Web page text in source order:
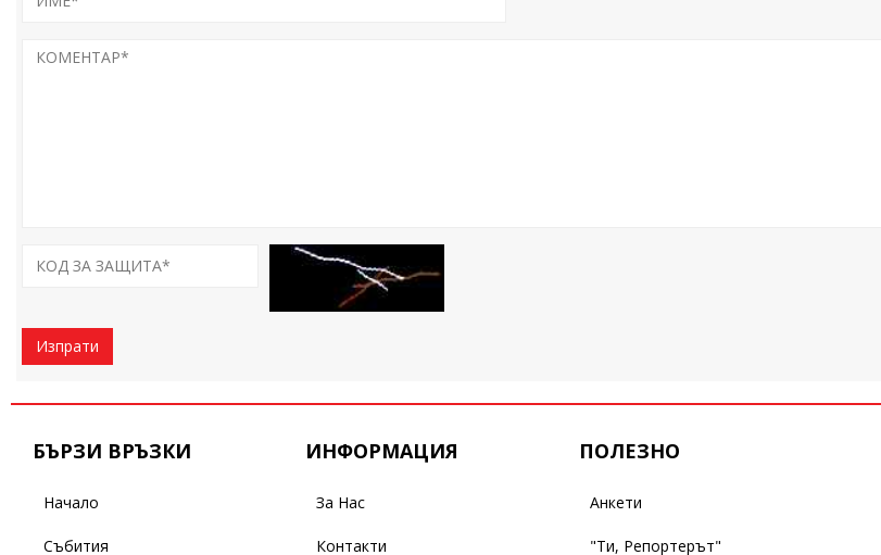
Изпрати
БЪРЗИ ВРЪЗКИ
Начало
Събития
ИНФОРМАЦИЯ
За Нас
Контакти
ПОЛЕЗНО
Анкети
"Ти, Репортерът"